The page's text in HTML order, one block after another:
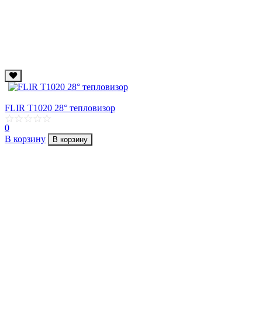
FLIR T1020 28° тепловизор
0
В корзину
В корзину